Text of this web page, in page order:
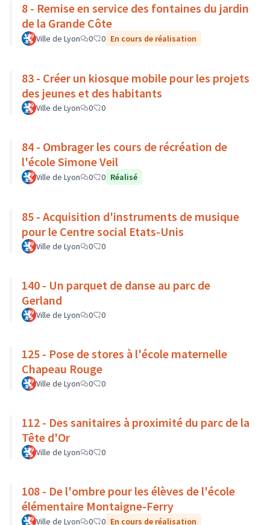
8 - Remise en service des fontaines du jardin
de la Grande Côte
Ville de Lyon 0 0 En cours de réalisation
83 - Créer un kiosque mobile pour les projets
des jeunes et des habitants
Ville de Lyon 0 0
84 - Ombrager les cours de récréation de
l'école Simone Veil
Ville de Lyon 0 0 Réalisé
85 - Acquisition d'instruments de musique
pour le Centre social Etats-Unis
Ville de Lyon 0 0
140 - Un parquet de danse au parc de
Gerland
Ville de Lyon 0 0
125 - Pose de stores à l'école maternelle
Chapeau Rouge
Ville de Lyon 0 0
112 - Des sanitaires à proximité du parc de la
Tête d'Or
Ville de Lyon 0 0
108 - De l'ombre pour les élèves de l'école
élémentaire Montaigne-Ferry
Ville de Lyon 0 0 En cours de réalisation